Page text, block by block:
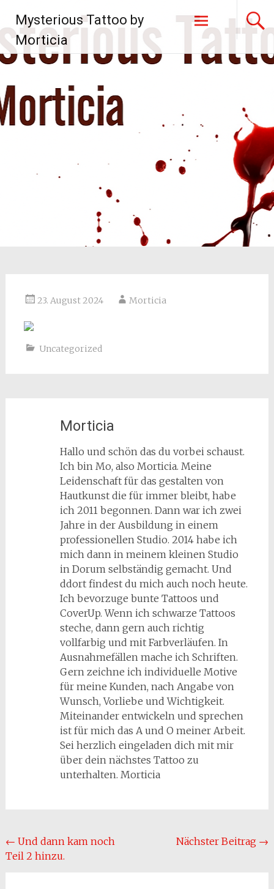
Inhalt
springen
Mysterious Tattoo by
Morticia
23. August 2024 Morticia
Uncategorized
Morticia
Hallo und schön das du vorbei schaust.
Ich bin Mo, also Morticia. Meine
Leidenschaft für das gestalten von
Hautkunst die für immer bleibt, habe
ich 2011 begonnen. Dann war ich zwei
Jahre in der Ausbildung in einem
professionellen Studio. 2014 habe ich
mich dann in meinem kleinen Studio
in Dorum selbständig gemacht. Und
ddort findest du mich auch noch heute.
Ich bevorzuge bunte Tattoos und
CoverUp. Wenn ich schwarze Tattoos
steche, dann gern auch richtig
vollfarbig und mit Farbverläufen. In
Ausnahmefällen mache ich Schriften.
Gern zeichne ich individuelle Motive
für meine Kunden, nach Angabe von
Wunsch, Vorliebe und Wichtigkeit.
Miteinander entwickeln und sprechen
ist für mich das A und O meiner Arbeit.
Sei herzlich eingeladen dich mit mir
über dein nächstes Tattoo zu
unterhalten. Morticia
Beitragsnavigation
← Und dann kam noch
Teil 2 hinzu.
Nächster Beitrag →